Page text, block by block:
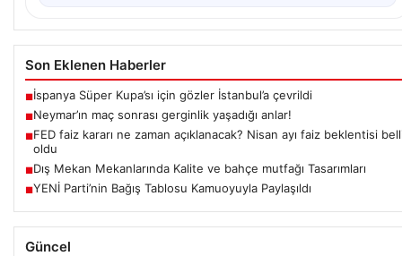
Son Eklenen Haberler
■İspanya Süper Kupa’sı için gözler İstanbul’a çevrildi
■Neymar’ın maç sonrası gerginlik yaşadığı anlar!
■FED faiz kararı ne zaman açıklanacak? Nisan ayı faiz beklentisi
oldu
■Dış Mekan Mekanlarında Kalite ve bahçe mutfağı Tasarımları
■YENİ Parti’nin Bağış Tablosu Kamuoyuyla Paylaşıldı
Güncel